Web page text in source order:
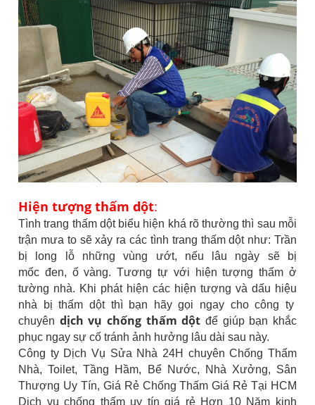
Hiện tượng thấm dột:
Tình trang thấm dột biểu hiện khá rõ thường thì sau mỗi
trận mưa to sẽ xảy ra các tình trang thấm dột như: Trần
bị long lỗ những vùng ướt, nếu lâu ngày sẽ bị
mốc đen, ố vàng. Tương tự với hiện tượng thấm ở
tường nhà. Khi phát hiện các hiện tượng và dấu hiệu
nhà bị thấm dột thì bạn hãy gọi ngay cho công ty
chuyên dịch vụ chống thấm dột để giúp bạn khắc
phục ngay sự cố tránh ảnh hưởng lâu dài sau này.
Công ty Dịch Vụ Sửa Nhà 24H chuyên Chống Thấm
Nhà, Toilet, Tầng Hầm, Bể Nước, Nhà Xưởng, Sân
Thượng Uy Tín, Giá Rẻ Chống Thấm Giá Rẻ Tại HCM
Dịch vụ chống thấm uy tín giá rẻ Hơn 10 Năm kinh